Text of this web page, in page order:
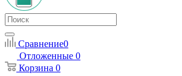
Сравнение0
Отложенные 0
Корзина 0